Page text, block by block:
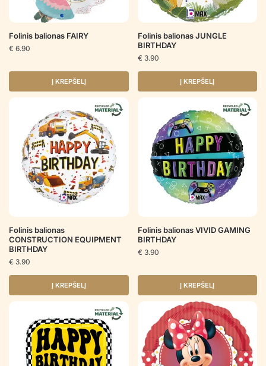
Folinis balionas FAIRY
€ 6.90
Į KREPŠELĮ
Folinis balionas JUNGLE
BIRTHDAY
€ 3.90
Į KREPŠELĮ
Folinis balionas
CONSTRUCTION EQUIPMENT
BIRTHDAY
€ 3.90
Į KREPŠELĮ
Folinis balionas VIVID GAMING
BIRTHDAY
€ 3.90
Į KREPŠELĮ